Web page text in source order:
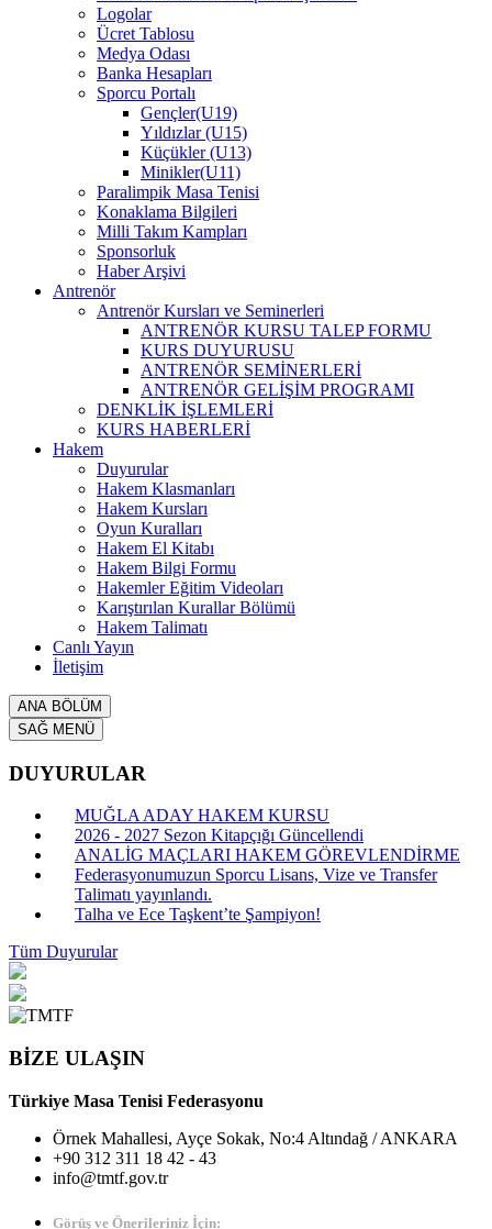
Logolar
Ücret Tablosu
Medya Odası
Banka Hesapları
Sporcu Portalı
Gençler(U19)
Yıldızlar (U15)
Küçükler (U13)
Minikler(U11)
Paralimpik Masa Tenisi
Konaklama Bilgileri
Milli Takım Kampları
Sponsorluk
Haber Arşivi
Antrenör
Antrenör Kursları ve Seminerleri
ANTRENÖR KURSU TALEP FORMU
KURS DUYURUSU
ANTRENÖR SEMİNERLERİ
ANTRENÖR GELİŞİM PROGRAMI
DENKLİK İŞLEMLERİ
KURS HABERLERİ
Hakem
Duyurular
Hakem Klasmanları
Hakem Kursları
Oyun Kuralları
Hakem El Kitabı
Hakem Bilgi Formu
Hakemler Eğitim Videoları
Karıştırılan Kurallar Bölümü
Hakem Talimatı
Canlı Yayın
İletişim
ANA BÖLÜM
SAĞ MENÜ
DUYURULAR
MUĞLA ADAY HAKEM KURSU
2026 - 2027 Sezon Kitapçığı Güncellendi
ANALİG MAÇLARI HAKEM GÖREVLENDİRME
Federasyonumuzun Sporcu Lisans, Vize ve Transfer
Talimatı yayınlandı.
Talha ve Ece Taşkent’te Şampiyon!
Tüm Duyurular
BİZE ULAŞIN
Türkiye Masa Tenisi Federasyonu
Örnek Mahallesi, Ayçe Sokak, No:4 Altındağ / ANKARA
+90 312 311 18 42 - 43
info@tmtf.gov.tr
Görüş ve Önerileriniz İçin: